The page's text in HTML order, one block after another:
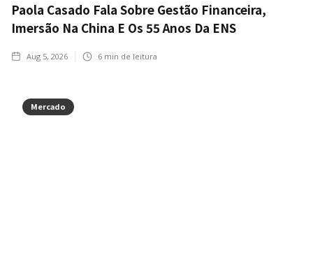
Paola Casado Fala Sobre Gestão Financeira,
Imersão Na China E Os 55 Anos Da ENS
Aug 5, 2026 6 min de leitura
Mercado